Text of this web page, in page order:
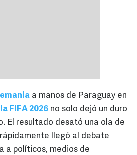
a manos de Paraguay en
FIFA 2026 no solo dejó un duro
El resultado desató una ola de
llegó al debate
a políticos, medios de